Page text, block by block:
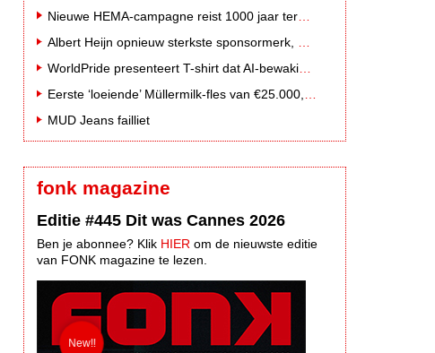
MUD Jeans failliet
fonk magazine
Editie #445 Dit was Cannes 2026
Ben je abonnee? Klik HIER om de nieuwste editie
van FONK magazine te lezen.